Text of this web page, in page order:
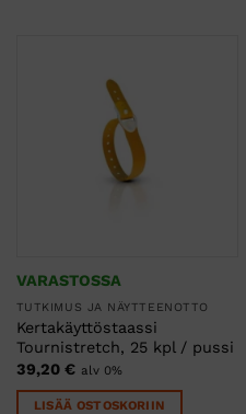
VARASTOSSA
TUTKIMUS JA NÄYTTEENOTTO
Kertakäyttöstaassi
Tournistretch, 25 kpl / pussi
39,20 € alv 0%
LISÄÄ OSTOSKORIIN